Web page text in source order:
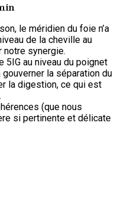
le méridien du foie n’a
de la cheville au
notre synergie.
5IG au niveau du poignet
la séparation du
la digestion, ce qui est
(que nous
si pertinente et délicate